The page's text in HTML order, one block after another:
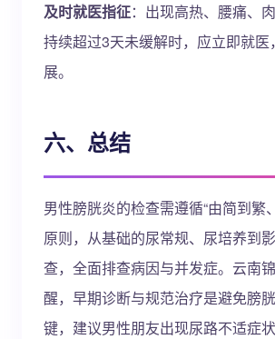
及时就医指征：出现高热、腰痛、
持续超过3天未缓解时，应立即就医
展。
六、总结
男性膀胱炎的检查需遵循“由简到繁
原则，从基础的尿常规、尿培养到
查，全面排查病因与并发症。云南
醒，早期诊断与规范治疗是避免膀
键，建议男性朋友出现尿路不适症